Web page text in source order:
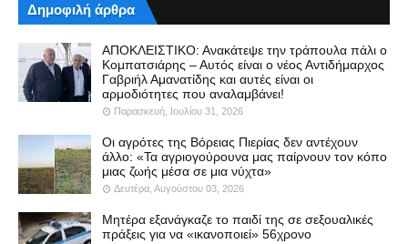
Δημοφιλή άρθρα
ΑΠΟΚΛΕΙΣΤΙΚΟ: Ανακάτεψε την τράπουλα πάλι ο
Κομπατσιάρης – Αυτός είναι ο νέος Αντιδήμαρχος
Γαβριήλ Αμανατίδης και αυτές είναι οι
αρμοδιότητες που αναλαμβάνει!
Παρασκευή, Ιουλίου 31, 2026
Οι αγρότες της Βόρειας Πιερίας δεν αντέχουν
άλλο: «Τα αγριογούρουνα μας παίρνουν τον κόπο
μιας ζωής μέσα σε μια νύχτα»
Δευτέρα, Αυγούστου 03, 2026
Μητέρα εξανάγκαζε το παιδί της σε σεξουαλικές
πράξεις για να «ικανοποιεί» 56χρονο